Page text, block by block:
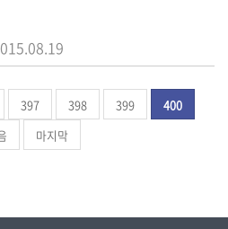
397 398 399
400
마지막